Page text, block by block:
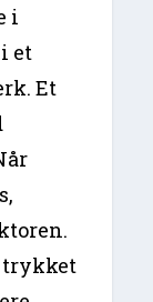
i
et
Et